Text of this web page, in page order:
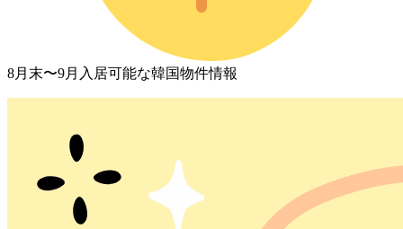
8月末〜9月入居可能な韓国物件情報